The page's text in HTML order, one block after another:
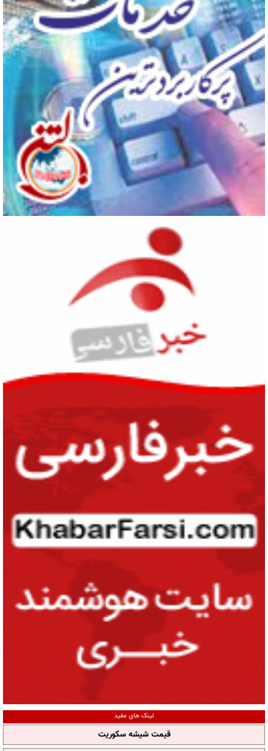
لینک های مفید
قیمت شیشه سکوریت